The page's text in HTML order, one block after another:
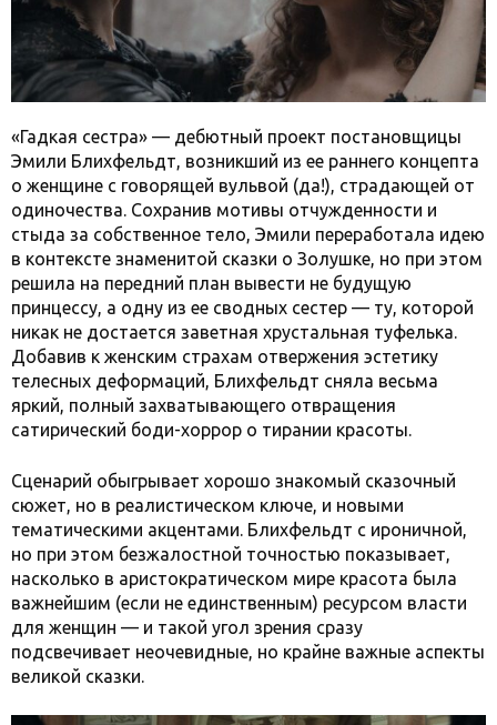
«Гадкая сестра» — дебютный проект постановщицы
Эмили Блихфельдт, возникший из ее раннего концепта
о женщине с говорящей вульвой (да!), страдающей от
одиночества. Сохранив мотивы отчужденности и
стыда за собственное тело, Эмили переработала идею
в контексте знаменитой сказки о Золушке, но при этом
решила на передний план вывести не будущую
принцессу, а одну из ее сводных сестер — ту, которой
никак не достается заветная хрустальная туфелька.
Добавив к женским страхам отвержения эстетику
телесных деформаций, Блихфельдт сняла весьма
яркий, полный захватывающего отвращения
сатирический боди-хоррор о тирании красоты.
Сценарий обыгрывает хорошо знакомый сказочный
сюжет, но в реалистическом ключе, и новыми
тематическими акцентами. Блихфельдт с ироничной,
но при этом безжалостной точностью показывает,
насколько в аристократическом мире красота была
важнейшим (если не единственным) ресурсом власти
для женщин — и такой угол зрения сразу
подсвечивает неочевидные, но крайне важные аспекты
великой сказки.